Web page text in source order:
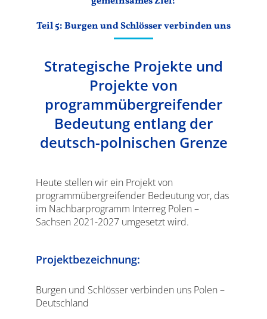
Teil 5: Burgen und Schlösser verbinden uns
Strategische Projekte und
Projekte von
programmübergreifender
Bedeutung entlang der
deutsch-polnischen Grenze
Heute stellen wir ein Projekt von
programmübergreifender Bedeutung vor, das
im Nachbarprogramm Interreg Polen –
Sachsen 2021-2027 umgesetzt wird.
Projektbezeichnung:
Burgen und Schlösser verbinden uns Polen –
Deutschland